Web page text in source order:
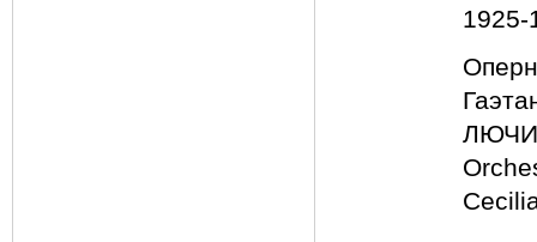
1925-